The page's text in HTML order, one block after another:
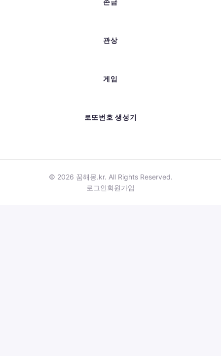
손금
관상
게임
로또번호 생성기
© 2026 꿈해몽.kr. All Rights Reserved.
로그인회원가입